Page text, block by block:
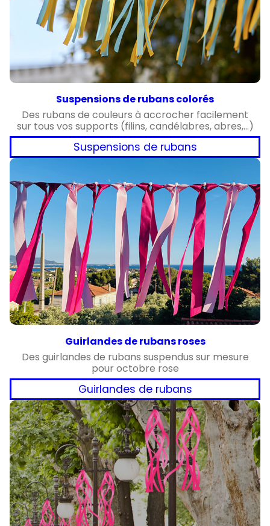
Suspensions de rubans colorés
Des rubans de couleurs à accrocher facilement
sur tous vos supports (filins, candélabres, abres,…)
Suspensions de rubans
Guirlandes de rubans roses
Des guirlandes de rubans suspendus sur mesure
pour octobre rose
Guirlandes de rubans